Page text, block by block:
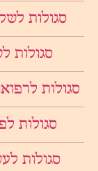
סגולות
סגולות
סגולות
סגולות
סגולות